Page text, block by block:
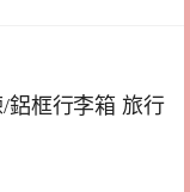
鋁框行李箱 旅行